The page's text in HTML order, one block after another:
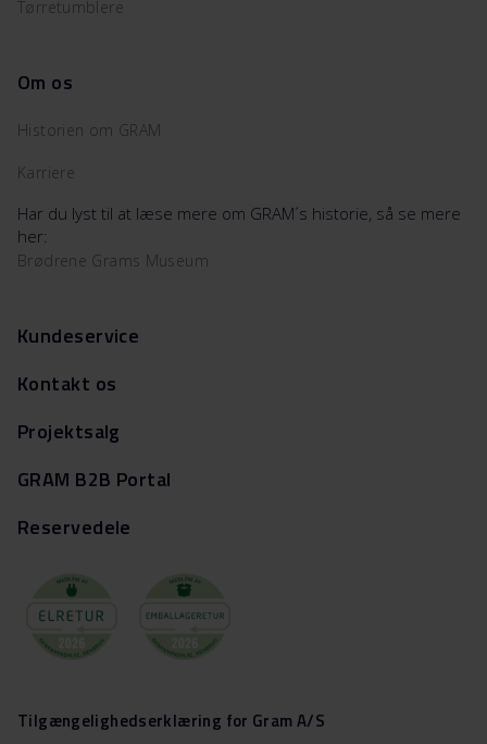
Tørretumblere
Om os
Historien om GRAM
Karriere
Har du lyst til at læse mere om GRAM´s historie, så se mere
her:
Brødrene Grams Museum
Kundeservice
Kontakt os
Projektsalg
GRAM B2B Portal
Reservedele
Tilgængelighedserklæring for Gram A/S